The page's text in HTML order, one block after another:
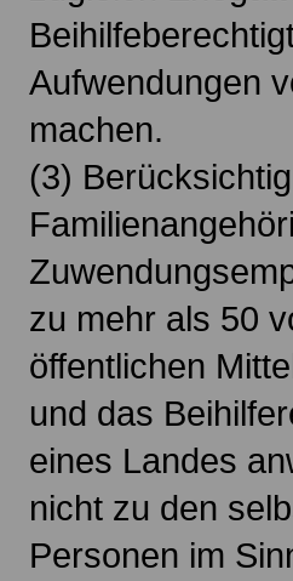
Aufwendungen
machen.
(3)
zu mehr als 50
öffentlichen
und das
eines Landes
nicht zu den
Personen im